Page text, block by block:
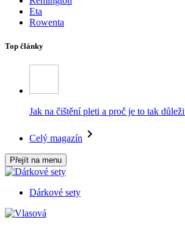
Eta
Rowenta
Top články
Jak na čištění pleti a proč je to tak
Celý magazín
Přejít na menu
Dárkové sety